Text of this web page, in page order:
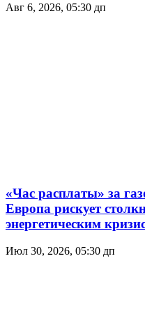
Авг 6, 2026, 05:30 дп
«Час расплаты» за
Европа рискует
энергетическим
Июл 30, 2026, 05:30 дп